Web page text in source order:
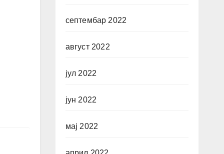
септембар 2022
август 2022
јул 2022
јун 2022
мај 2022